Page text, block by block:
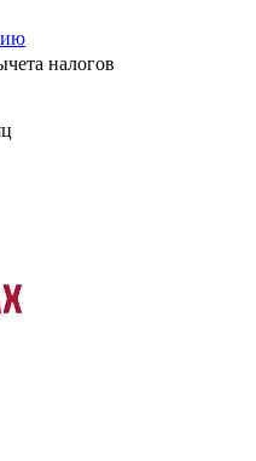
налогов